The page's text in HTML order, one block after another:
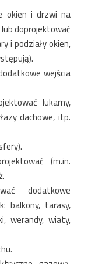
okien i drzwi na
doprojektować
i podziały okien,
wejścia
lukarny,
dachowe, itp.
(m.in.
dodatkowe
balkony, tarasy,
werandy, wiaty,